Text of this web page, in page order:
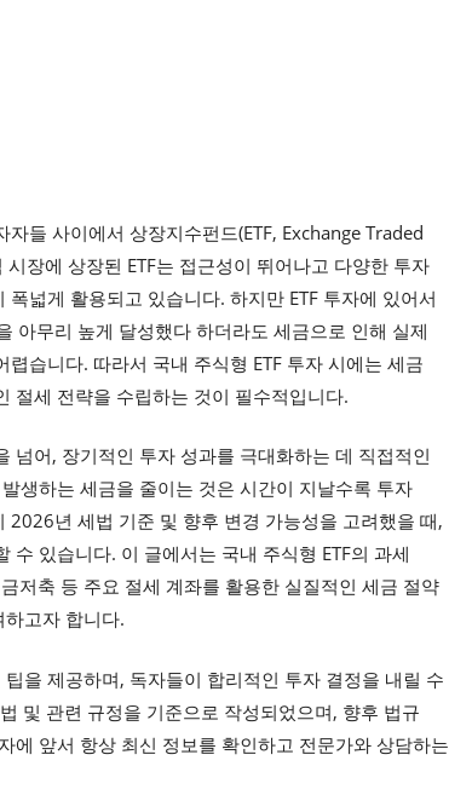
들 사이에서 상장지수펀드(ETF, Exchange Traded
장에 상장된 ETF는 접근성이 뛰어나고 다양한 투자
넓게 활용되고 있습니다. 하지만 ETF 투자에 있어서
아무리 높게 달성했다 하더라도 세금으로 인해 실제
습니다. 따라서 국내 주식형 ETF 투자 시에는 세금
절세 전략을 수립하는 것이 필수적입니다.
넘어, 장기적인 투자 성과를 극대화하는 데 직접적인
생하는 세금을 줄이는 것은 시간이 지날수록 투자
년 세법 기준 및 향후 변경 가능성을 고려했을 때,
있습니다. 이 글에서는 국내 주식형 ETF의 과세
저축 등 주요 절세 계좌를 활용한 실질적인 세금 절약
고자 합니다.
을 제공하며, 독자들이 합리적인 투자 결정을 내릴 수
및 관련 규정을 기준으로 작성되었으며, 향후 법규
에 앞서 항상 최신 정보를 확인하고 전문가와 상담하는